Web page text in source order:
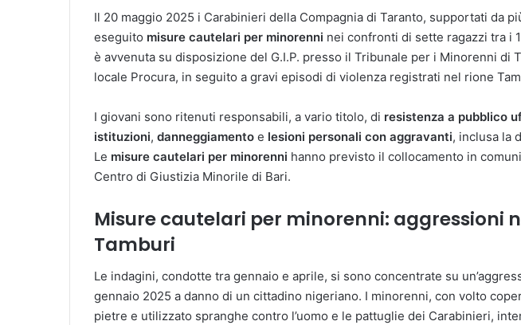
Il 20 maggio 2025 i Carabinieri della Compagnia di Taranto, supportati da
eseguito misure cautelari per minorenni nei confronti di sette ragazzi tra i
è avvenuta su disposizione del G.I.P. presso il Tribunale per i Minorenni di
locale Procura, in seguito a gravi episodi di violenza registrati nel rione
I giovani sono ritenuti responsabili, a vario titolo, di resistenza a pubblico
istituzioni, danneggiamento e lesioni personali con aggravanti, inclusa la
Le misure cautelari per minorenni hanno previsto il collocamento in
Centro di Giustizia Minorile di Bari.
Misure cautelari per minorenni: aggressioni
Tamburi
Le indagini, condotte tra gennaio e aprile, si sono concentrate su
gennaio 2025 a danno di un cittadino nigeriano. I minorenni, con volto
pietre e utilizzato spranghe contro l’uomo e le pattuglie dei Carabinieri,